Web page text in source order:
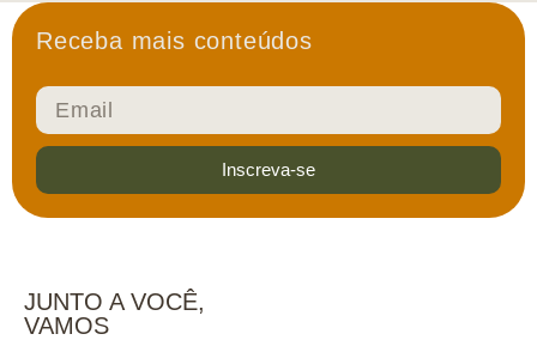
Receba mais conteúdos
Inscreva-se
JUNTO A VOCÊ,
VAMOS